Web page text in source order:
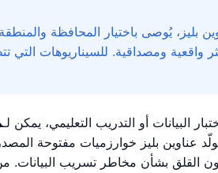
بليز، يُوصى باختيار المحافظة
واقعية ومصداقية. للسيناريوهات
البيانات أو التدريب التعليمي، يمكن لـ
عناوين بليز خوارزميات مفتوحة المصدر
القلق بشأن مخاطر تسريب